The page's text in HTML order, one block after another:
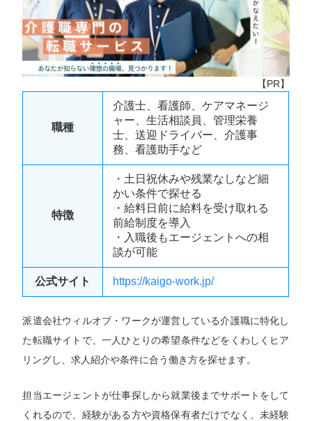
【PR】
職種
介護士、看護師、ケアマネージ
ャー、生活相談員、管理栄養
士、送迎ドライバー、介護事
務、看護助手など
特徴
・土日祝休みや残業なしなど細
かい条件で探せる
・給料日前に給料を受け取れる
前給制度を導入
・入職後もエージェントへの相
談が可能
公式サイト https://kaigo-work.jp/
派遣会社ウィルオブ・ワークが運営している介護職に特化し
た転職サイトで、一人ひとりの希望条件などをくわしくヒア
リングし、求人紹介や条件に合う働き方を探せます。
担当エージェントが仕事探しから就業後までサポートをして
くれるので、経験がある方や資格保有者だけでなく、未経験